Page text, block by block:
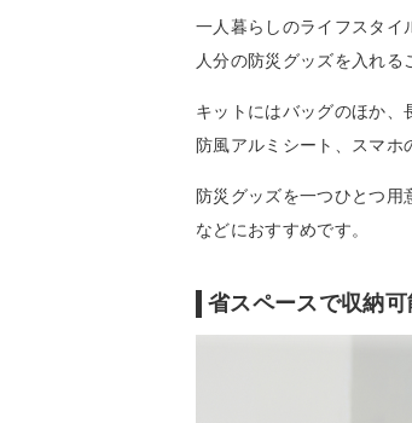
一人暮らしのライフスタイ
人分の防災グッズを入れる
キットにはバッグのほか、
防風アルミシート、スマホ
防災グッズを一つひとつ
などにおすすめです。
省スペースで収納